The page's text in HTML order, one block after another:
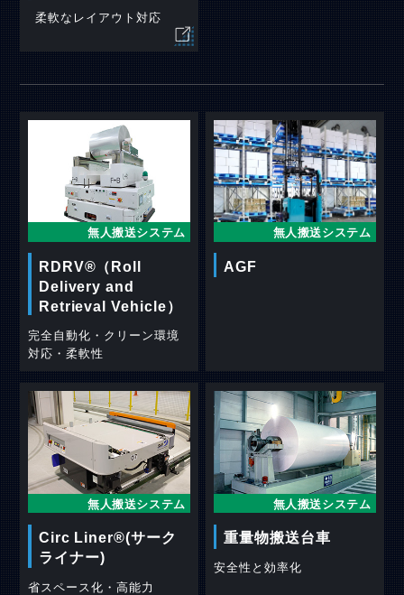
柔軟なレイアウト対応
無人搬送システム
RDRV®（Roll
Delivery and
Retrieval Vehicle）
完全自動化・クリーン環境
対応・柔軟性
無人搬送システム
AGF
無人搬送システム
Circ Liner®(サーク
ライナー)
省スペース化・高能力
無人搬送システム
重量物搬送台車
安全性と効率化